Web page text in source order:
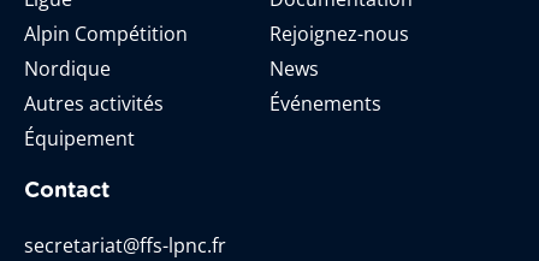
Alpin Compétition
Nordique
Autres activités
Équipement
Rejoignez-nous
News
Événements
Contact
secretariat@ffs-lpnc.fr